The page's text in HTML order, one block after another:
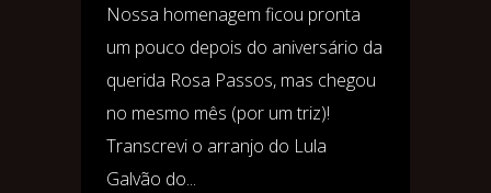
Nossa homenagem ficou pronta
um pouco depois do aniversário da
querida Rosa Passos, mas chegou
no mesmo mês (por um triz)!
Transcrevi o arranjo do Lula
Galvão do...